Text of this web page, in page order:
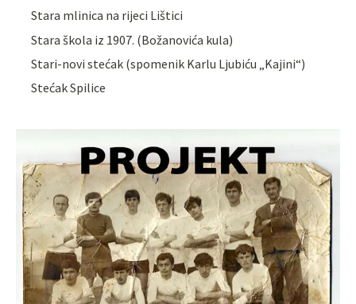
Stara mlinica na rijeci Lištici
Stara škola iz 1907. (Božanovića kula)
Stari-novi stećak (spomenik Karlu Ljubiću „Kajini“)
Stećak Spilice